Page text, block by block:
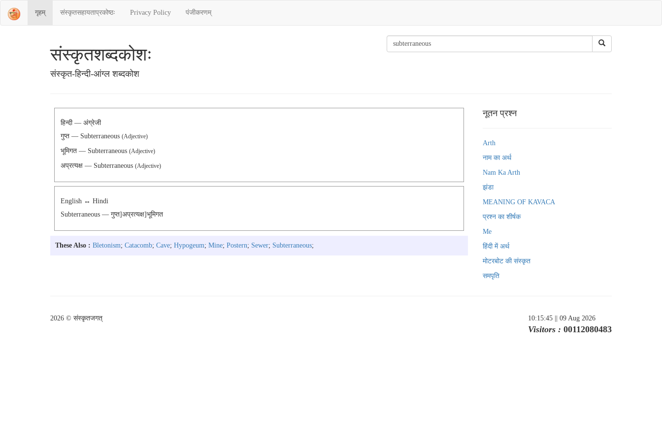
गृहम् संस्‍कृतसहायताप्रकोष्‍ठः Privacy Policy पंजीकरणम्
संस्‍कृतशब्‍दकोशः
संस्‍कृत-हिन्दी-आंग्ल शब्दकोश
हिन्दी — अंग्रेजी
गुप्त — Subterraneous (Adjective)
भूमिगत — Subterraneous (Adjective)
अप्रत्यक्ष — Subterraneous (Adjective)
English ↔ Hindi
Subterraneous — गुप्त]अप्रत्यक्ष]भूमिगत
These Also : Bletonism; Catacomb; Cave; Hypogeum; Mine; Postern; Sewer; Subterraneous;
नूतन प्रश्न
Arth
नाम का अर्थ
Nam Ka Arth
झंडा
MEANING OF KAVACA
प्रश्न का शीर्षक
Me
हिंदी में अर्थ
मोटरबोट की संस्कृत
समपृति
2026 © संस्कृतजगत् 10:15:45 || 09 Aug 2026
Visitors : 00112080483